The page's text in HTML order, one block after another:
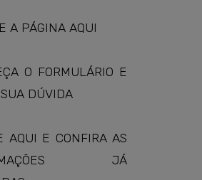
A PÁGINA AQUI
O FORMULÁRIO E
DÚVIDA
AQUI E CONFIRA AS
JÁ